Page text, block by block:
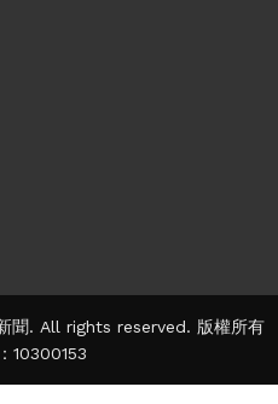
聞. All rights reserved. 版權所有
10300153